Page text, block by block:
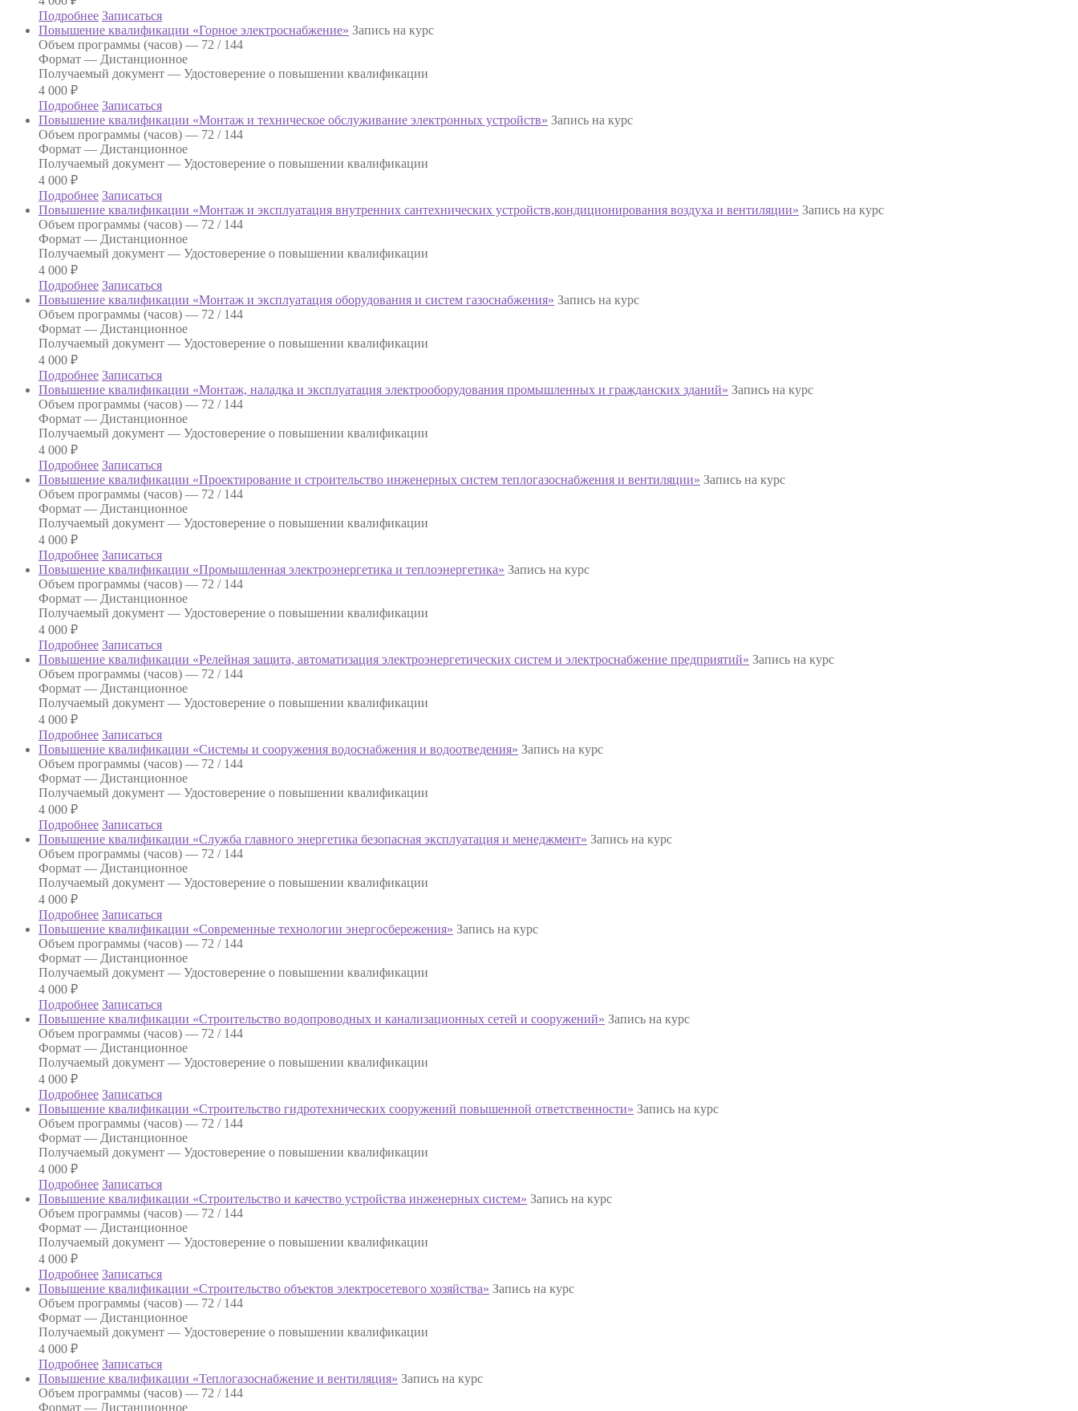
Подробнее Записаться
Повышение квалификации «Горное электроснабжение» Запись на курс
Объем программы (часов) — 72 / 144
Формат — Дистанционное
Получаемый документ — Удостоверение о повышении квалификации
4 000 ₽
Подробнее Записаться
Повышение квалификации «Монтаж и техническое обслуживание электронных устройств» Запись на курс
Объем программы (часов) — 72 / 144
Формат — Дистанционное
Получаемый документ — Удостоверение о повышении квалификации
4 000 ₽
Подробнее Записаться
Повышение квалификации «Монтаж и эксплуатация внутренних сантехнических устройств,кондиционирования воздуха и вентиляции» Запись на курс
Объем программы (часов) — 72 / 144
Формат — Дистанционное
Получаемый документ — Удостоверение о повышении квалификации
4 000 ₽
Подробнее Записаться
Повышение квалификации «Монтаж и эксплуатация оборудования и систем газоснабжения» Запись на курс
Объем программы (часов) — 72 / 144
Формат — Дистанционное
Получаемый документ — Удостоверение о повышении квалификации
4 000 ₽
Подробнее Записаться
Повышение квалификации «Монтаж, наладка и эксплуатация электрооборудования промышленных и гражданских зданий» Запись на курс
Объем программы (часов) — 72 / 144
Формат — Дистанционное
Получаемый документ — Удостоверение о повышении квалификации
4 000 ₽
Подробнее Записаться
Повышение квалификации «Проектирование и строительство инженерных систем теплогазоснабжения и вентиляции» Запись на курс
Объем программы (часов) — 72 / 144
Формат — Дистанционное
Получаемый документ — Удостоверение о повышении квалификации
4 000 ₽
Подробнее Записаться
Повышение квалификации «Промышленная электроэнергетика и теплоэнергетика» Запись на курс
Объем программы (часов) — 72 / 144
Формат — Дистанционное
Получаемый документ — Удостоверение о повышении квалификации
4 000 ₽
Подробнее Записаться
Повышение квалификации «Релейная защита, автоматизация электроэнергетических систем и электроснабжение предприятий» Запись на курс
Объем программы (часов) — 72 / 144
Формат — Дистанционное
Получаемый документ — Удостоверение о повышении квалификации
4 000 ₽
Подробнее Записаться
Повышение квалификации «Системы и сооружения водоснабжения и водоотведения» Запись на курс
Объем программы (часов) — 72 / 144
Формат — Дистанционное
Получаемый документ — Удостоверение о повышении квалификации
4 000 ₽
Подробнее Записаться
Повышение квалификации «Служба главного энергетика безопасная эксплуатация и менеджмент» Запись на курс
Объем программы (часов) — 72 / 144
Формат — Дистанционное
Получаемый документ — Удостоверение о повышении квалификации
4 000 ₽
Подробнее Записаться
Повышение квалификации «Современные технологии энергосбережения» Запись на курс
Объем программы (часов) — 72 / 144
Формат — Дистанционное
Получаемый документ — Удостоверение о повышении квалификации
4 000 ₽
Подробнее Записаться
Повышение квалификации «Строительство водопроводных и канализационных сетей и сооружений» Запись на курс
Объем программы (часов) — 72 / 144
Формат — Дистанционное
Получаемый документ — Удостоверение о повышении квалификации
4 000 ₽
Подробнее Записаться
Повышение квалификации «Строительство гидротехнических сооружений повышенной ответственности» Запись на курс
Объем программы (часов) — 72 / 144
Формат — Дистанционное
Получаемый документ — Удостоверение о повышении квалификации
4 000 ₽
Подробнее Записаться
Повышение квалификации «Строительство и качество устройства инженерных систем» Запись на курс
Объем программы (часов) — 72 / 144
Формат — Дистанционное
Получаемый документ — Удостоверение о повышении квалификации
4 000 ₽
Подробнее Записаться
Повышение квалификации «Строительство объектов электросетевого хозяйства» Запись на курс
Объем программы (часов) — 72 / 144
Формат — Дистанционное
Получаемый документ — Удостоверение о повышении квалификации
4 000 ₽
Подробнее Записаться
Повышение квалификации «Теплогазоснабжение и вентиляция» Запись на курс
Объем программы (часов) — 72 / 144
Формат — Дистанционное